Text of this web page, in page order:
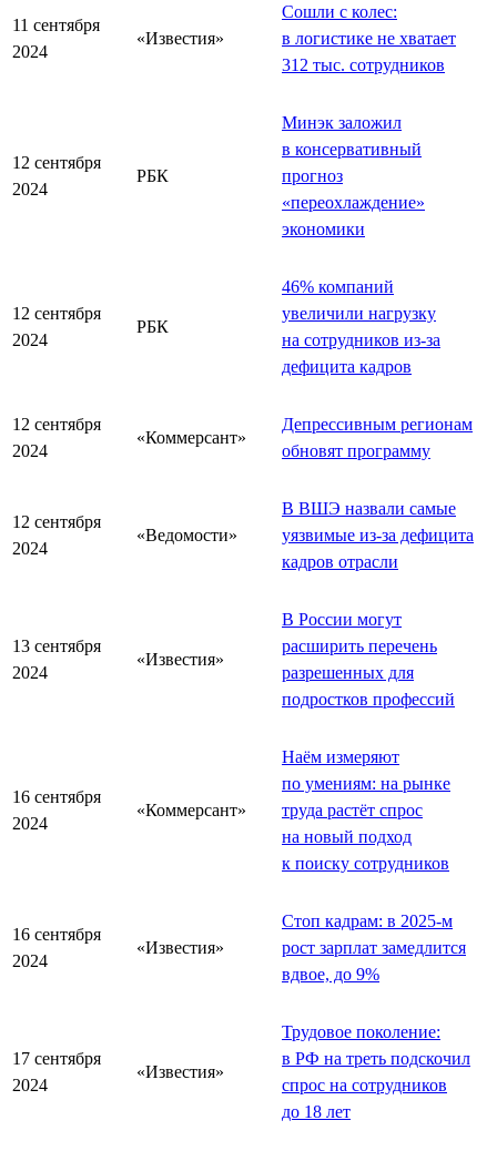
11 сентября
2024
«Известия»
Сошли с колес:
в логистике не хватает
312 тыс. сотрудников
12 сентября
2024
РБК
Минэк заложил
в консервативный
прогноз
«переохлаждение»
экономики
12 сентября
2024
РБК
46% компаний
увеличили нагрузку
на сотрудников из-за
дефицита кадров
12 сентября
2024
«Коммерсант»
Депрессивным регионам
обновят программу
12 сентября
2024
«Ведомости»
В ВШЭ назвали самые
уязвимые из-за дефицита
кадров отрасли
13 сентября
2024
«Известия»
В России могут
расширить перечень
разрешенных для
подростков профессий
16 сентября
2024
«Коммерсант»
Наём измеряют
по умениям: на рынке
труда растёт спрос
на новый подход
к поиску сотрудников
16 сентября
2024
«Известия»
Стоп кадрам: в 2025-м
рост зарплат замедлится
вдвое, до 9%
17 сентября
2024
«Известия»
Трудовое поколение:
в РФ на треть подскочил
спрос на сотрудников
до 18 лет